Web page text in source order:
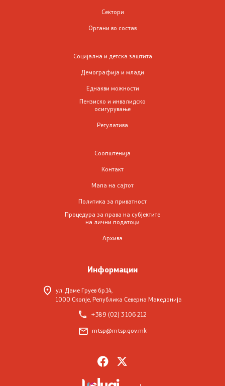
недискриминацијата и од областа на жени жртви на
родово базирано насилство и семејно насилство
Проекти од областа на еднаквите можности
Пензиско и инвалидско осигурување
Договори за социјално осигурување
Регистар на права и услуги од областа на пензиското
Регулатива од областа на пензиското и инвалидското
осигурување
ЧПП од областа на пензиското и инвалидското
Сектори
Органи во состав
Социјална и детска заштита
Демографија и млади
Еднакви можности
Пензиско и инвалидско
осигурување
Регулатива
Соопштенија
Контакт
Мапа на сајтот
Политика за приватност
Процедура за права на субјектите
на лични податоци
Архива
Информации
ул. Даме Груев бр.14,
1000 Скопје, Република Северна Македонија
+389 (02) 3 106 212
mtsp@mtsp.gov.mk